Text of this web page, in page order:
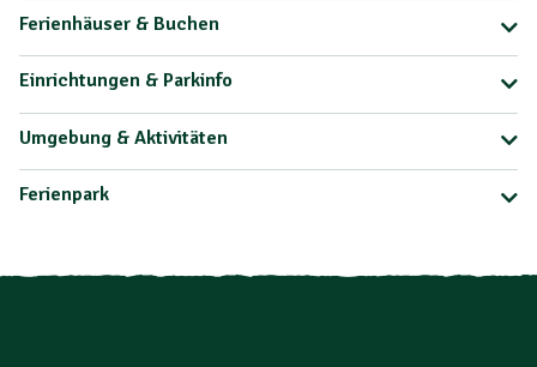
Ferienhäuser & Buchen
Einrichtungen & Parkinfo
Umgebung & Aktivitäten
Ferienpark